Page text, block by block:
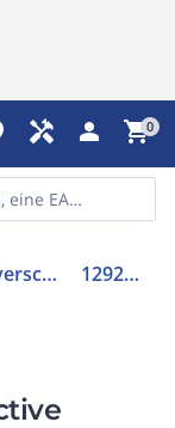
handyman person shopping_cart0
Kabelverschraubung 1292250150